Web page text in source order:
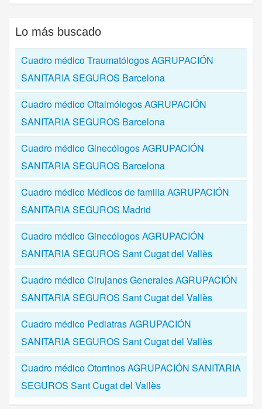
Lo más buscado
Cuadro médico Traumatólogos AGRUPACIÓN
SANITARIA SEGUROS Barcelona
Cuadro médico Oftalmólogos AGRUPACIÓN
SANITARIA SEGUROS Barcelona
Cuadro médico Ginecólogos AGRUPACIÓN
SANITARIA SEGUROS Barcelona
Cuadro médico Médicos de familia AGRUPACIÓN
SANITARIA SEGUROS Madrid
Cuadro médico Ginecólogos AGRUPACIÓN
SANITARIA SEGUROS Sant Cugat del Vallès
Cuadro médico Cirujanos Generales AGRUPACIÓN
SANITARIA SEGUROS Sant Cugat del Vallès
Cuadro médico Pediatras AGRUPACIÓN
SANITARIA SEGUROS Sant Cugat del Vallès
Cuadro médico Otorrinos AGRUPACIÓN SANITARIA
SEGUROS Sant Cugat del Vallès